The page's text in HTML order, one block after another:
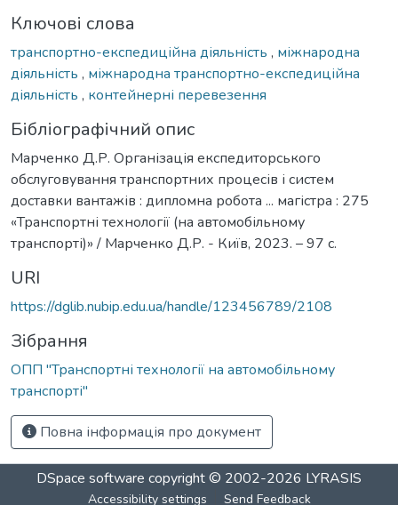
Ключові слова
транспортно-експедиційна діяльність , міжнародна
діяльність , міжнародна транспортно-експедиційна
діяльність , контейнерні перевезення
Бібліографічний опис
Марченко Д.Р. Організація експедиторського
обслуговування транспортних процесів і систем
доставки вантажів : дипломна робота ... магістра : 275
«Транспортні технології (на автомобільному
транспорті)» / Марченко Д.Р. - Київ, 2023. – 97 с.
URI
https://dglib.nubip.edu.ua/handle/123456789/2108
Зібрання
ОПП "Транспортні технології на автомобільному
транспорті"
Повна інформація про документ
DSpace software copyright © 2002-2026 LYRASIS
Accessibility settings Send Feedback